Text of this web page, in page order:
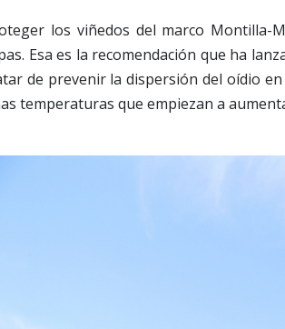
los viñedos del marco Montilla-
Esa es la recomendación que ha
de prevenir la dispersión del oídio
temperaturas que empiezan a